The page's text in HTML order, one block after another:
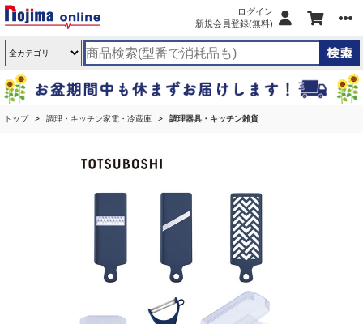
ログイン
新規会員登録(無料)
トップ 調理・キッチン家電・冷蔵庫 調理器具・キッチン雑貨